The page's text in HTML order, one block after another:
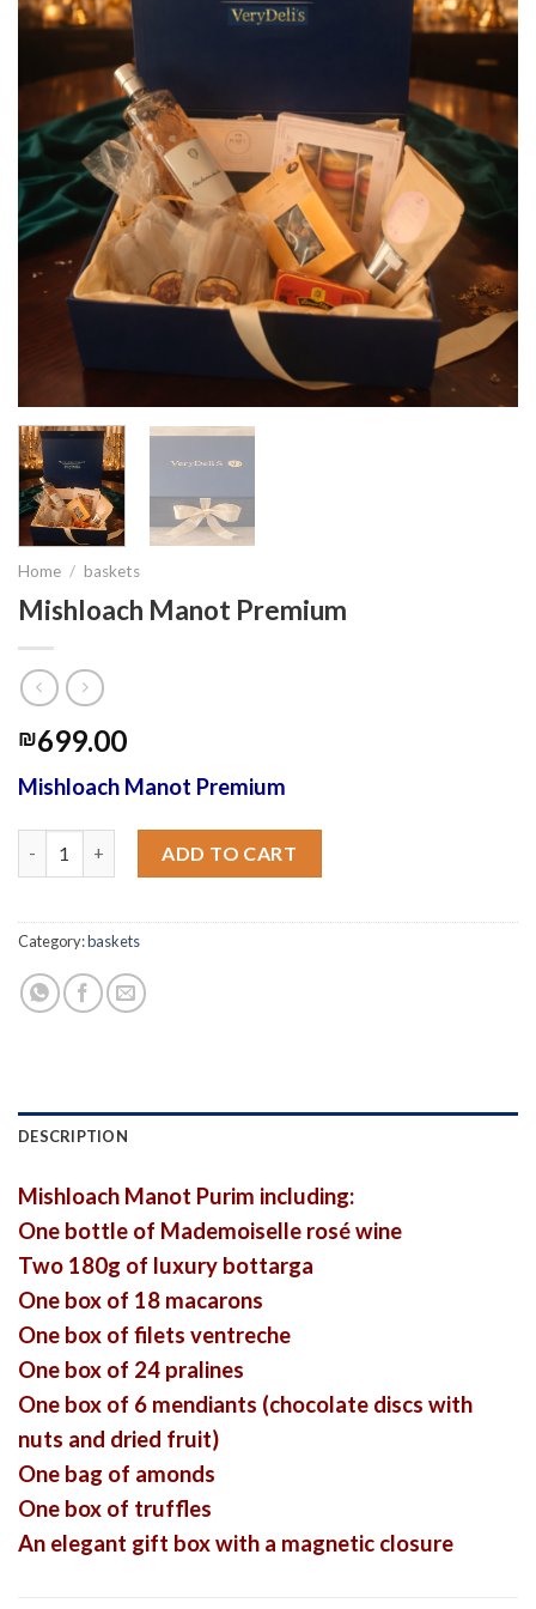
Home / baskets
Mishloach Manot Premium
₪699.00
Mishloach Manot Premium
ADD TO CART
Category:baskets
DESCRIPTION
Mishloach Manot Purim including:
One bottle of Mademoiselle rosé wine
Two 180g of luxury bottarga
One box of 18 macarons
One box of filets ventreche
One box of 24 pralines
One box of 6 mendiants (chocolate discs with
nuts and dried fruit)
One bag of amonds
One box of truffles
An elegant gift box with a magnetic closure